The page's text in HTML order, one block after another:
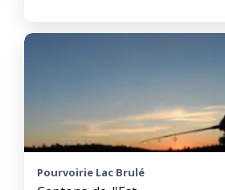
Pourvoirie Lac Brulé